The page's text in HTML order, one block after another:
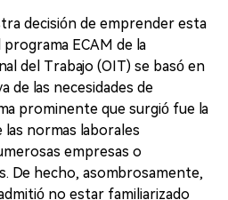
decisión de emprender esta
ECAM de la
del Trabajo (OIT) se basó en
de las necesidades de
prominente que surgió fue la
normas laborales
empresas o
De hecho, asombrosamente,
no estar familiarizado